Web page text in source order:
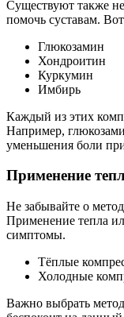
Существуют также
помочь суставам.
Глюкозамин
Хондроитин
Куркумин
Имбирь
Каждый из этих
Например,
уменьшения боли
Применение
Не забывайте о
Применение тепла
симптомы.
Тёплые
Холодные
Важно выбрать